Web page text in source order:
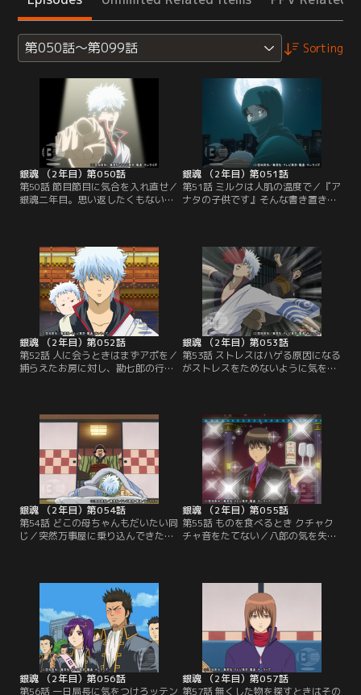
第050話～第099話 Sorting
銀魂 （2年目）第050話
第50話 節目節目に気合を入れ直せ／
銀魂二年目。思い返したくもない過
つ。タイトル変更からストーリー刷
新まで、あり得なさそうなネタを羅
列する新八、神楽。だが今一つピン
とこない。そんな中、噂を聞きつけ
た人々が訪れ、自分の案を披露し始
める…。【提供：バンダイチャンネ
銀魂 （2年目）第051話
第51話 ミルクは人肌の温度で／『ア
ナタの子供です』そんな書き置きと
ともに、万事屋の前に赤ん坊（勘七
時の隠し子だと信じて疑わない。本
当に自分の子供にされてしまいそう
な銀時は、勘七郎を連れて万事屋を
飛び出す。誰にも話を聞いて貰えな
い銀時は、途方に暮れるが…。【提
供：バンダイチャンネル】
銀魂 （2年目）第052話
第52話 人に会うときはまずアポを／
捕らえたお房に対し、勘七郎の行方
った煙幕も役に立たず、あっさりと
追い詰められてしまう新八たち。一
方銀時は、勘七郎を連れ、橋田屋敷
へと乗り込むが、アポがないために
社長＝賀兵衛に取り次いで貰えない
でいた…。【提供：バンダイチャン
ネル】
銀魂 （2年目）第053話
第53話 ストレスはハゲる原因になる
がストレスをためないように気を配
生した。ゴミに火を付ける手口に警
戒してゴミの分別が厳しくなるが、
銀時は燃えるゴミの日に雑誌を出そ
うとする。それをお登勢に見つか
り、説教をくらう銀時。お登勢の捨
てた煙草の火が…。【提供：バンダ
イチャンネル】
銀魂 （2年目）第054話
第54話 どこの母ちゃんもだいたい同
じ／突然万事屋に乗り込んできた
写真を手がかりに八郎の捜索を始め
る銀時たち。何度か整形しているこ
とを突き止め、写真に面白半分に描
き足す彼らの前を、その落書きされ
た写真にそっくりな八郎という名の
男が通り過ぎて…。【提供：バンダ
イチャンネル】
銀魂 （2年目）第055話
第55話 ものを食べるとき クチャク
チャ音をたてない／八郎の気を失わ
志郎に対し、勝男は見せしめに八郎
にドスを向けるが、銀時がそれを阻
む。そうこうしているうちに、愛犬
の子供が生まれたことで引き上げる
勝男たちに、お産と聞いたおかんは
彼らについて…。【提供：バンダイ
チャンネル】
銀魂 （2年目）第056話
第56話 一日局長に気をつけろッテン
銀魂 （2年目）第057話
第57話 無くした物を探すときはその